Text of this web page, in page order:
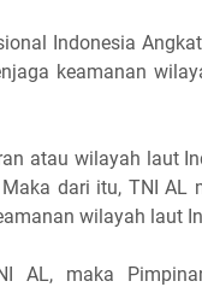
Indonesia
keamanan
atau wilayah laut
dari itu, TNI AL
wilayah laut
AL, maka